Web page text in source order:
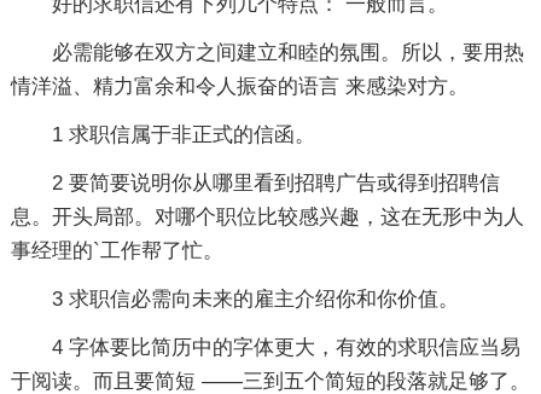
必需能够在双方之间建立和睦的氛围。所以，要用热
情洋溢、精力富余和令人振奋的语言 来感染对方。
1 求职信属于非正式的信函。
2 要简要说明你从哪里看到招聘广告或得到招聘信
息。开头局部。对哪个职位比较感兴趣，这在无形中为人
事经理的`工作帮了忙。
3 求职信必需向未来的雇主介绍你和你价值。
4 字体要比简历中的字体更大，有效的求职信应当易
于阅读。而且要简短 ――三到五个简短的段落就足够了。